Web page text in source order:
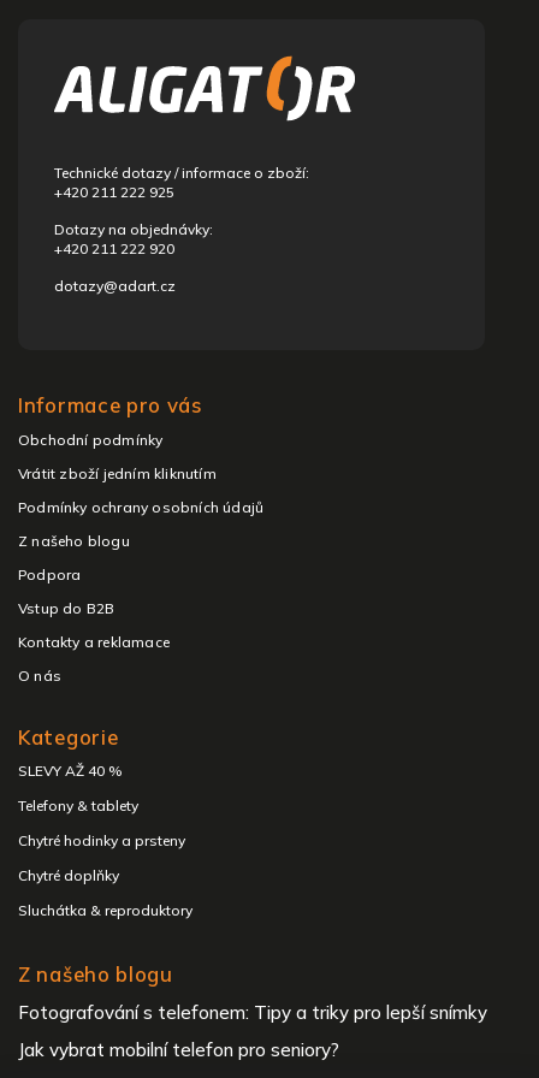
Technické dotazy / informace o zboží:
+420 211 222 925
Dotazy na objednávky:
+420 211 222 920
dotazy@adart.cz
Informace pro vás
Obchodní podmínky
Vrátit zboží jedním kliknutím
Podmínky ochrany osobních údajů
Z našeho blogu
Podpora
Vstup do B2B
Kontakty a reklamace
O nás
Kategorie
SLEVY AŽ 40 %
Telefony & tablety
Chytré hodinky a prsteny
Chytré doplňky
Sluchátka & reproduktory
Z našeho blogu
Fotografování s telefonem: Tipy a triky pro lepší snímky
Jak vybrat mobilní telefon pro seniory?